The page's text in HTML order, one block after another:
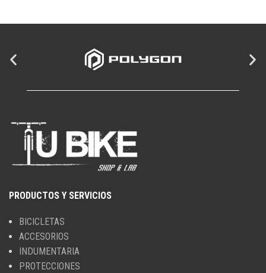
PRODUCTOS Y SERVICIOS
BICICLETAS
ACCESORIOS
INDUMENTARIA
PROTECCIONES